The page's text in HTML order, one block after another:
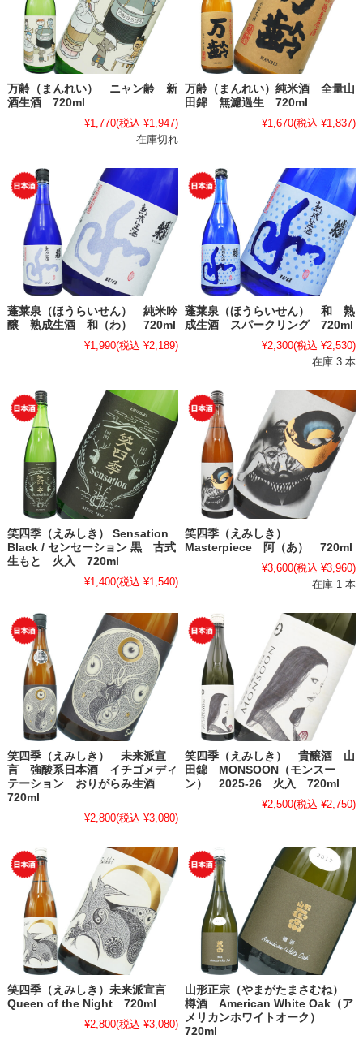
万齢（まんれい） ニャン齢 新
酒生酒 720ml
¥1,770(税込 ¥1,947)
在庫切れ
万齢（まんれい）純米酒 全量山
田錦 無濾過生 720ml
¥1,670(税込 ¥1,837)
蓬莱泉（ほうらいせん） 純米吟
醸 熟成生酒 和（わ） 720ml
¥1,990(税込 ¥2,189)
蓬莱泉（ほうらいせん） 和 熟
成生酒 スパークリング 720ml
¥2,300(税込 ¥2,530)
在庫 3 本
笑四季（えみしき） Sensation
Black / センセーション 黒 古式
生もと 火入 720ml
¥1,400(税込 ¥1,540)
笑四季（えみしき）
Masterpiece 阿（あ） 720ml
¥3,600(税込 ¥3,960)
在庫 1 本
笑四季（えみしき） 未来派宣
言 強酸系日本酒 イチゴメディ
テーション おりがらみ生酒
720ml
¥2,800(税込 ¥3,080)
笑四季（えみしき） 貴醸酒 山
田錦 MONSOON（モンスー
ン） 2025-26 火入 720ml
¥2,500(税込 ¥2,750)
笑四季（えみしき）未来派宣言
Queen of the Night 720ml
¥2,800(税込 ¥3,080)
山形正宗（やまがたまさむね）
樽酒 American White Oak（ア
メリカンホワイトオーク）
720ml